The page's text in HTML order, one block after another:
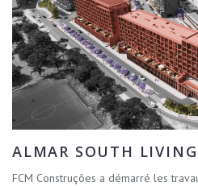
ALMAR SOUTH LIVING
FCM Construções a démarré les